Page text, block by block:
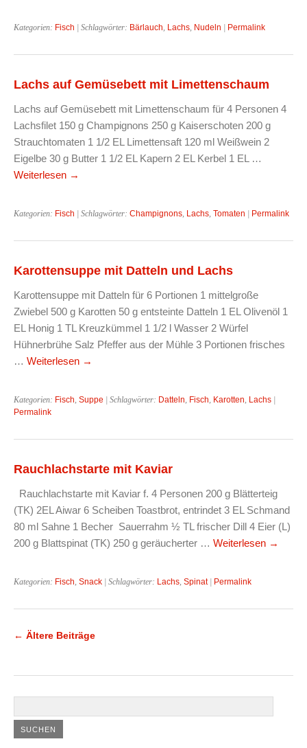
Kategorien: Fisch | Schlagwörter: Bärlauch Lachs Nudeln | Permalink
Lachs auf Gemüsebett mit Limettenschaum
Lachs auf Gemüsebett mit Limettenschaum für 4 Personen 4
Lachsfilet 150 g Champignons 250 g Kaiserschoten 200 g
Strauchtomaten 1 1/2 EL Limettensaft 120 ml Weißwein 2
Eigelbe 30 g Butter 1 1/2 EL Kapern 2 EL Kerbel 1 EL …
Weiterlesen →
Kategorien: Fisch | Schlagwörter: Champignons Lachs Tomaten | Permalink
Karottensuppe mit Datteln und Lachs
Karottensuppe mit Datteln für 6 Portionen 1 mittelgroße
Zwiebel 500 g Karotten 50 g entsteinte Datteln 1 EL Olivenöl 1
EL Honig 1 TL Kreuzkümmel 1 1/2 l Wasser 2 Würfel
Hühnerbrühe Salz Pfeffer aus der Mühle 3 Portionen frisches
… Weiterlesen →
Kategorien: Fisch Suppe | Schlagwörter: Datteln Fisch Karotten Lachs |
Permalink
Rauchlachstarte mit Kaviar
Rauchlachstarte mit Kaviar f. 4 Personen 200 g Blätterteig
(TK) 2EL Aiwar 6 Scheiben Toastbrot, entrindet 3 EL Schmand
80 ml Sahne 1 Becher Sauerrahm ½ TL frischer Dill 4 Eier (L)
200 g Blattspinat (TK) 250 g geräucherter … Weiterlesen →
Kategorien: Fisch Snack | Schlagwörter: Lachs Spinat| Permalink
← Ältere Beiträge